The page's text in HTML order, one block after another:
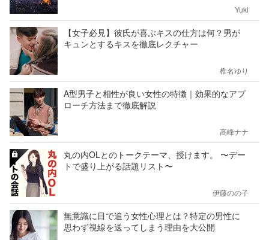
Yuki
【女子必見】彼氏が喜ぶキスの仕方は何？男が
キュンとするキスを徹底レクチャー
椎名ゆり
A型男子と相性が良い女性の特徴｜効果的なアプ
ローチ方法まで徹底解説
高峰ナナ
丸の内OLとのトークテーマ、授けます。 〜デー
トで盛り上がる話題リスト〜
伊藤のの子
無意識に目で追う女性心理とは？特定の男性に
思わず視線を送ってしまう理由を大公開